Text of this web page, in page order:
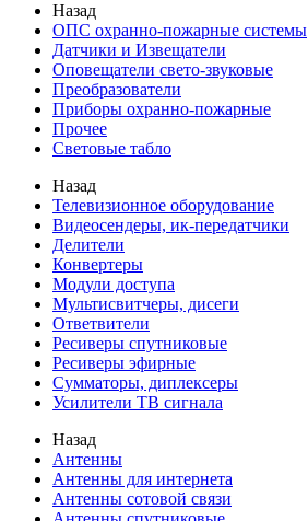
Назад
ОПС охранно-пожарные системы
Датчики и Извещатели
Оповещатели свето-звуковые
Преобразователи
Приборы охранно-пожарные
Прочее
Световые табло
Назад
Телевизионное оборудование
Видеосендеры, ик-передатчики
Делители
Конвертеры
Модули доступа
Мультисвитчеры, дисеги
Ответвители
Ресиверы спутниковые
Ресиверы эфирные
Сумматоры, диплексеры
Усилители ТВ сигнала
Назад
Антенны
Антенны для интернета
Антенны сотовой связи